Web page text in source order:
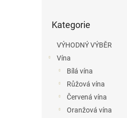
kategorie
Kategorie
VÝHODNÝ VÝBĚR
Vína
Bílá vína
Růžová vína
Červená vína
Oranžová vína